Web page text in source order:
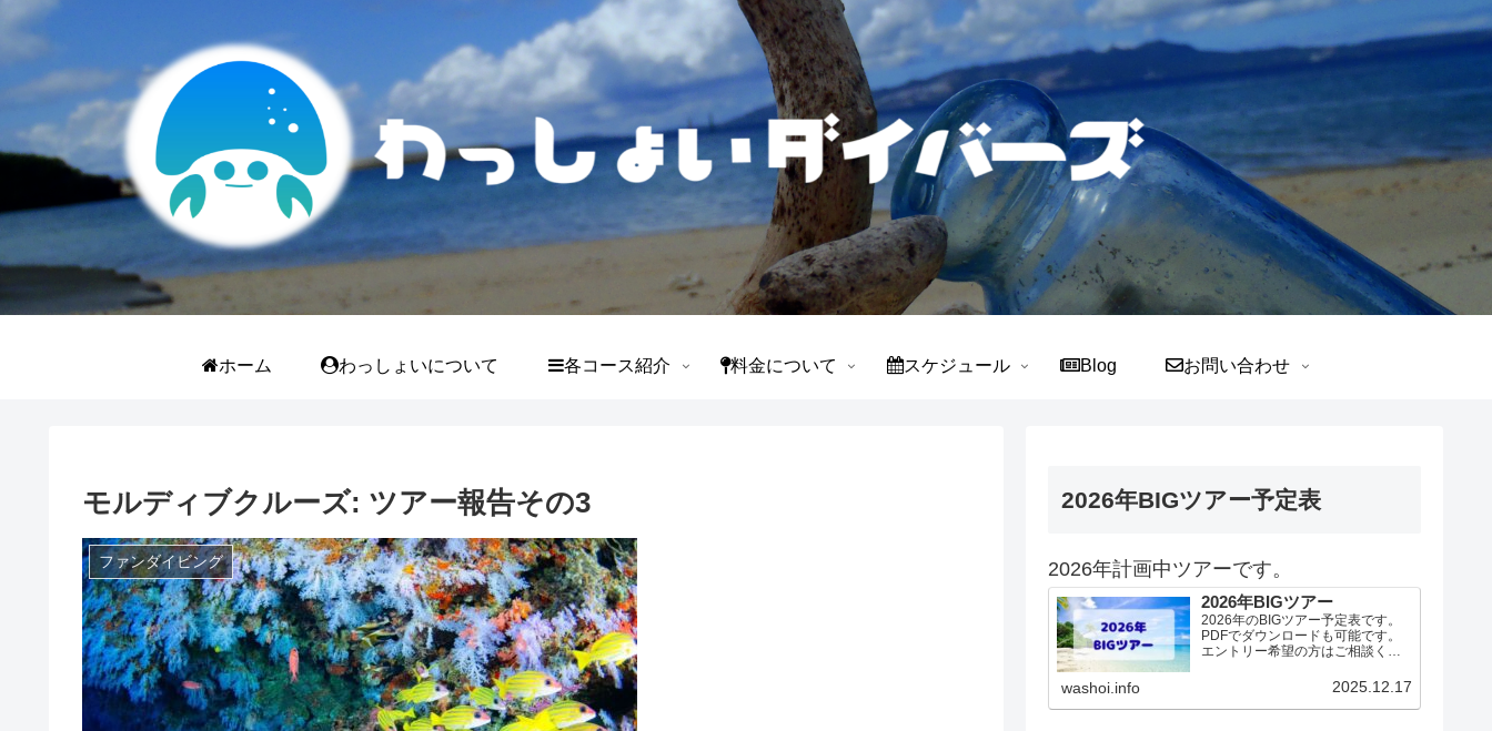
ホーム わっしょいについて 各コース紹介 料金について スケジュール Blog お問い合わせ
モルディブクルーズ: ツアー報告その3
ファンダイビング
2026年BIGツアー予定表
2026年計画中ツアーです。
2026年BIGツアー
2026年のBIGツアー予定表です。
PDFでダウンロードも可能です。
エントリー希望の方はご相談くだ
より変動ありますので、ご確認く
新）ダウンロードPDFでアップロ
washoi.info 2025.12.17